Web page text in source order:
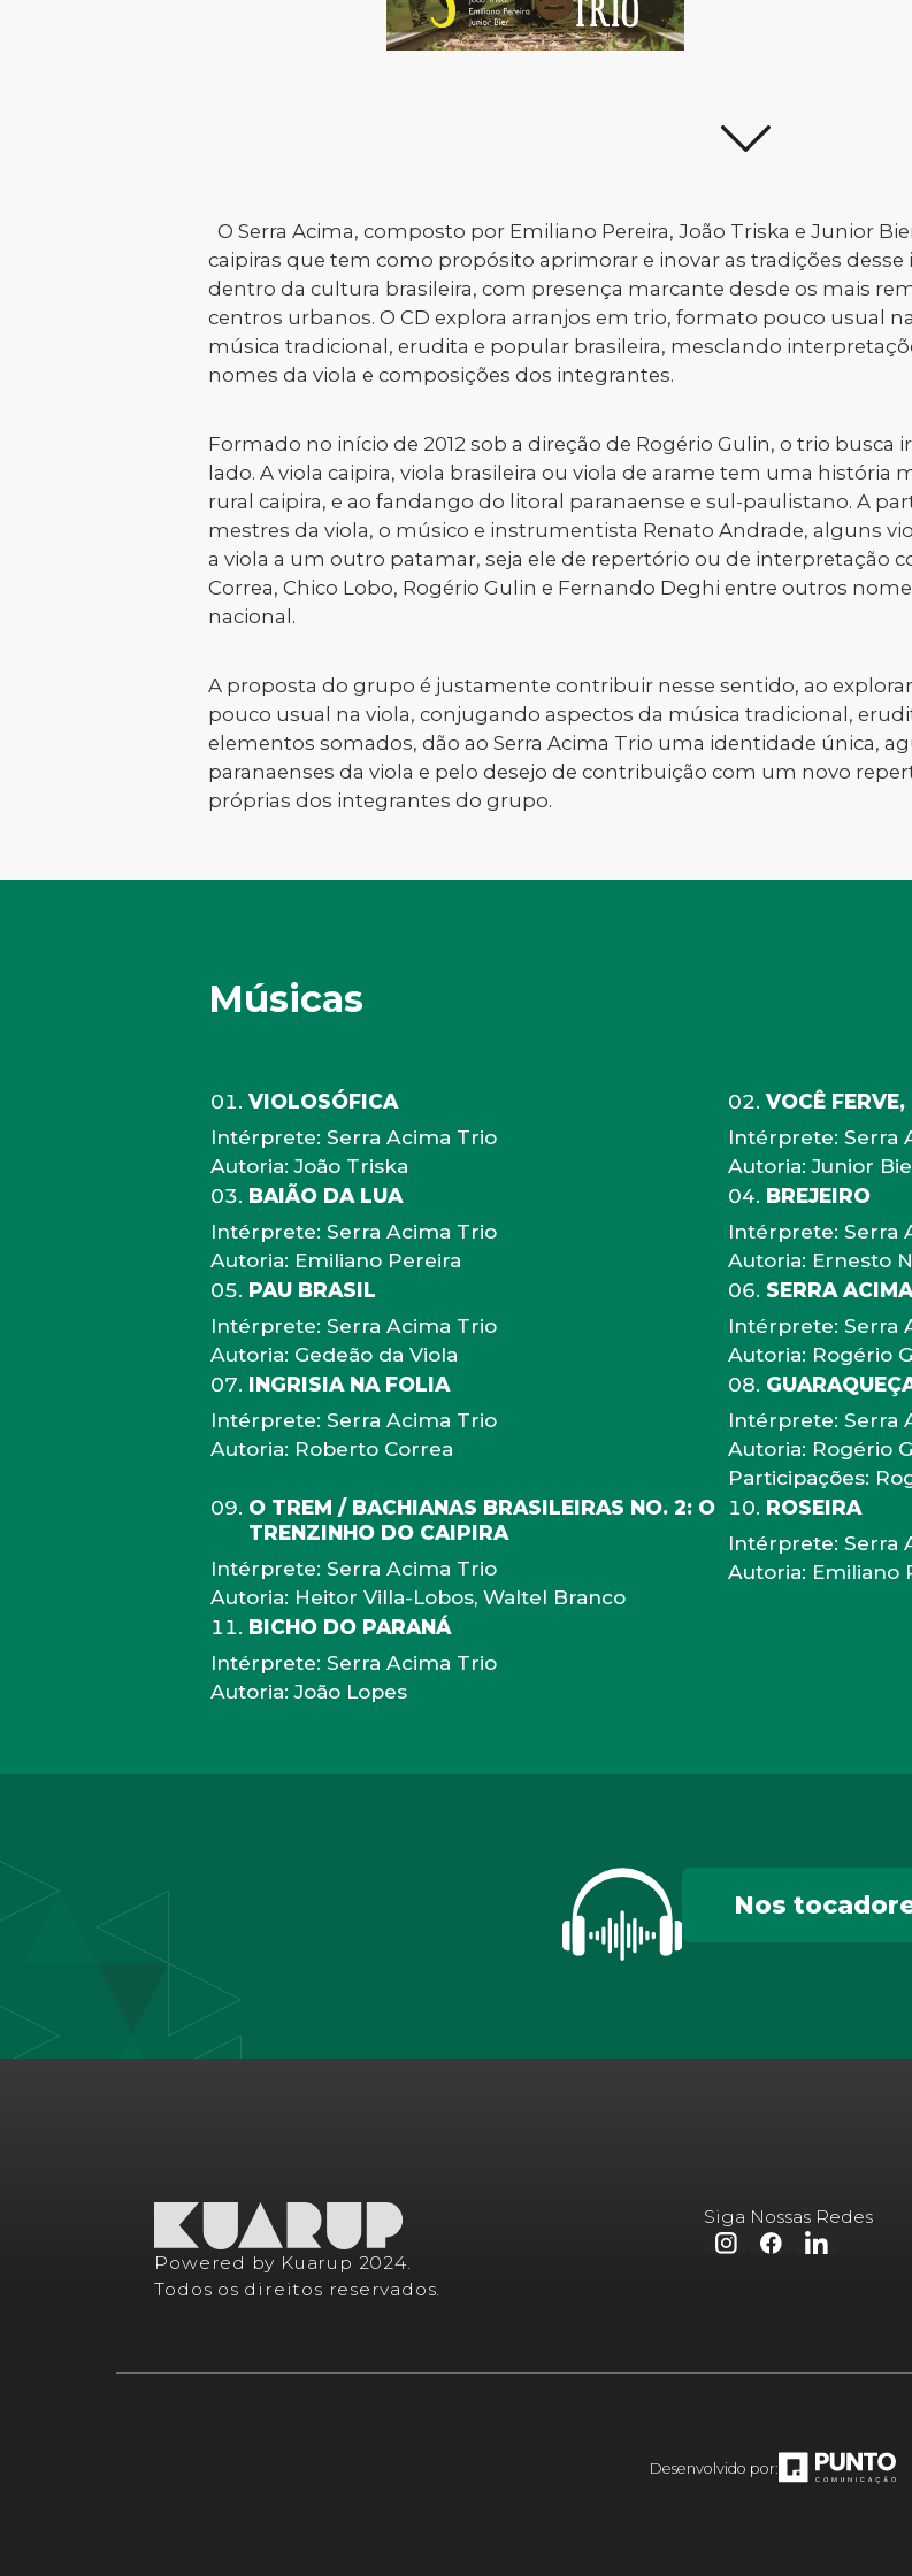
O Serra Acima, composto por Emiliano Pereira, João Triska e Junior
caipiras que tem como propósito aprimorar e inovar as tradições
dentro da cultura brasileira, com presença marcante desde os mais
centros urbanos. O CD explora arranjos em trio, formato pouco usual
música tradicional, erudita e popular brasileira, mesclando
nomes da viola e composições dos integrantes.
Formado no início de 2012 sob a direção de Rogério Gulin, o trio busca
lado. A viola caipira, viola brasileira ou viola de arame tem uma
rural caipira, e ao fandango do litoral paranaense e sul-paulistano. A
mestres da viola, o músico e instrumentista Renato Andrade, alguns
a viola a um outro patamar, seja ele de repertório ou de interpretação
Correa, Chico Lobo, Rogério Gulin e Fernando Deghi entre outros
nacional.
A proposta do grupo é justamente contribuir nesse sentido, ao
pouco usual na viola, conjugando aspectos da música tradicional,
elementos somados, dão ao Serra Acima Trio uma identidade única,
paranaenses da viola e pelo desejo de contribuição com um novo
próprias dos integrantes do grupo.
Músicas
VIOLOSÓFICA
Intérprete: Serra Acima Trio
Autoria: João Triska
VOCÊ FERVE,
Intérprete: Serra
Autoria: Junior
BAIÃO DA LUA
Intérprete: Serra Acima Trio
Autoria: Emiliano Pereira
BREJEIRO
Intérprete: Serra
Autoria: Ernesto
PAU BRASIL
Intérprete: Serra Acima Trio
Autoria: Gedeão da Viola
SERRA ACIMA
Intérprete: Serra
Autoria: Rogério
INGRISIA NA FOLIA
Intérprete: Serra Acima Trio
Autoria: Roberto Correa
Intérprete: Serra
Autoria: Rogério
Participações:
O TREM / BACHIANAS BRASILEIRAS NO. 2: O
TRENZINHO DO CAIPIRA
Intérprete: Serra Acima Trio
Autoria: Heitor Villa-Lobos, Waltel Branco
ROSEIRA
Intérprete: Serra
Autoria: Emiliano
BICHO DO PARANÁ
Intérprete: Serra Acima Trio
Autoria: João Lopes
Nos
Powered by Kuarup 2024.
Todos os direitos reservados.
Siga Nossas Redes
Desenvolvido por: